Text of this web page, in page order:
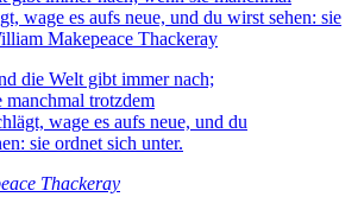
die Welt gibt immer nach;
manchmal trotzdem
wage es aufs neue, und du
sie ordnet sich unter.
Thackeray